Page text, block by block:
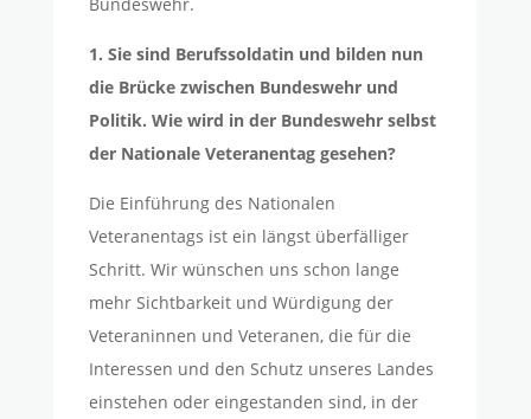
Bundeswehr.
1. Sie sind Berufssoldatin und bilden nun
die Brücke zwischen Bundeswehr und
Politik. Wie wird in der Bundeswehr selbst
der Nationale Veteranentag gesehen?
Die Einführung des Nationalen
Veteranentags ist ein längst überfälliger
Schritt. Wir wünschen uns schon lange
mehr Sichtbarkeit und Würdigung der
Veteraninnen und Veteranen, die für die
Interessen und den Schutz unseres Landes
einstehen oder eingestanden sind, in der